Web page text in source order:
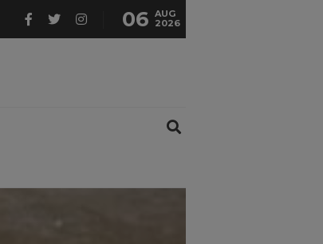
06 AUG
2026